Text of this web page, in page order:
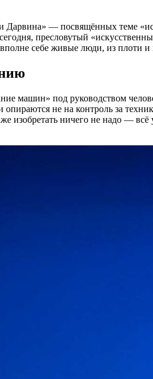
— посвящённых теме
пресловутый
себе живые люди, из плоти и
машин» под руководством
не на контроль за
изобретать ничего не надо —